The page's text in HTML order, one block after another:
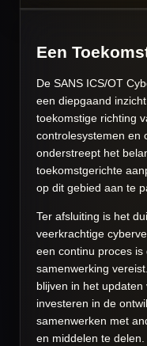
Een
De SANS ICS/OT
een diepgaand
toekomstige richting
controlesystemen en
onderstreept het
toekomstgerichte
op dit gebied aan te
Ter afsluiting is het
veerkrachtige
een continu proces
samenwerking
blijven in het
investeren in de
samenwerken met
en middelen te delen.